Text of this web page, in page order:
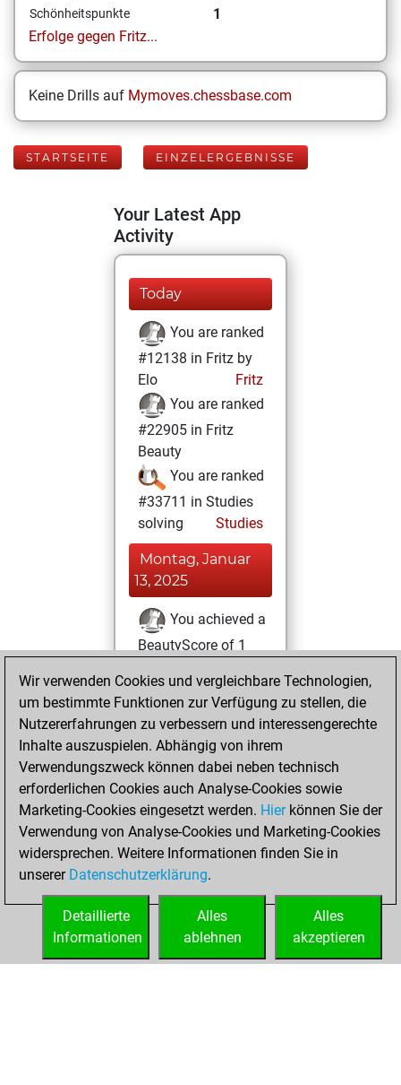
Schönheitspunkte
1
Erfolge gegen Fritz...
Keine Drills auf Mymoves.chessbase.com
STARTSEITE EINZELERGEBNISSE
Your Latest App
Activity
Today
You are ranked
#12138 in Fritz by
Elo
Fritz
You are ranked
#22905 in Fritz
Beauty
You are ranked
#33711 in Studies
solving
Studies
Montag, Januar
13, 2025
You achieved a
BeautyScore of 1
achieved a new Elo
of 1592
Dienstag, Januar
7, 2025
You created
your Fritz account
Fritz
You
account
Studies
Wir verwenden Cookies und vergleichbare Technologien,
um bestimmte Funktionen zur Verfügung zu stellen, die
Nutzererfahrungen zu verbessern und interessengerechte
Inhalte auszuspielen. Abhängig von ihrem
Verwendungszweck können dabei neben technisch
erforderlichen Cookies auch Analyse-Cookies sowie
Marketing-Cookies eingesetzt werden. Hierkönnen Sie der
Verwendung von Analyse-Cookies und Marketing-Cookies
widersprechen. Weitere Informationen finden Sie in
unserer Datenschutzerklärung.
Alles
akzeptieren
Alles
ablehnen
Detaillierte
Informationen